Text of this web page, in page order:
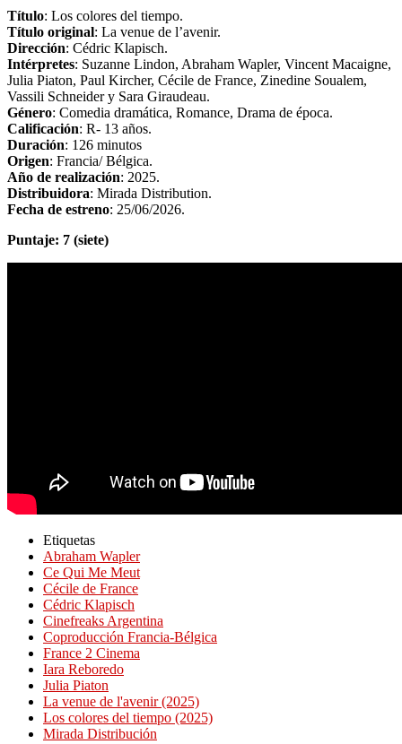
Título: Los colores del tiempo.
Título original: La venue de l’avenir.
Dirección: Cédric Klapisch.
Intérpretes: Suzanne Lindon, Abraham Wapler, Vincent Macaigne,
Julia Piaton, Paul Kircher, Cécile de France, Zinedine Soualem,
Vassili Schneider y Sara Giraudeau.
Género: Comedia dramática, Romance, Drama de época.
Calificación: R- 13 años.
Duración: 126 minutos
Origen: Francia/ Bélgica.
Año de realización: 2025.
Distribuidora: Mirada Distribution.
Fecha de estreno: 25/06/2026.
Puntaje: 7 (siete)
Etiquetas
Abraham Wapler
Ce Qui Me Meut
Cécile de France
Cédric Klapisch
Cinefreaks Argentina
Coproducción Francia-Bélgica
France 2 Cinema
Iara Reboredo
Julia Piaton
La venue de l'avenir (2025)
Los colores del tiempo (2025)
Mirada Distribución